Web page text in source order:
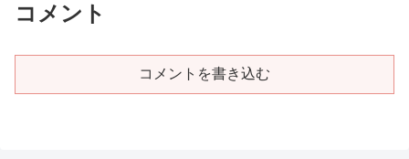
コメント
コメントを書き込む